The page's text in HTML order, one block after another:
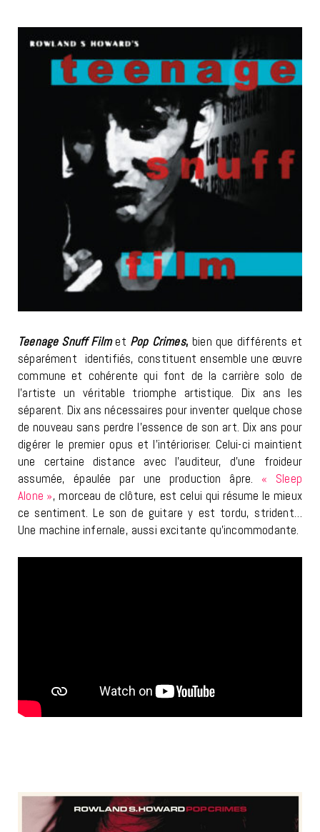
Teenage Snuff Filmet Pop Crimes, bien que différents et
séparément identifiés, constituent ensemble une œuvre
commune et cohérente qui font de la carrière solo de
l’artiste un véritable triomphe artistique. Dix ans les
séparent. Dix ans nécessaires pour inventer quelque chose
de nouveau sans perdre l’essence de son art. Dix ans pour
digérer le premier opus et l’intérioriser. Celui-ci maintient
une certaine distance avec l’auditeur, d’une froideur
assumée, épaulée par une production âpre. « Sleep
Alone », morceau de clôture, est celui qui résume le mieux
ce sentiment. Le son de guitare y est tordu, strident…
Une machine infernale, aussi excitante qu’incommodante.